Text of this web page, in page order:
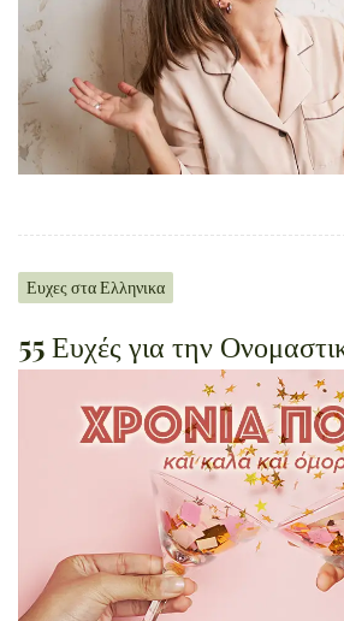
Ευχες στα Ελληνικα
55 Ευχές για την